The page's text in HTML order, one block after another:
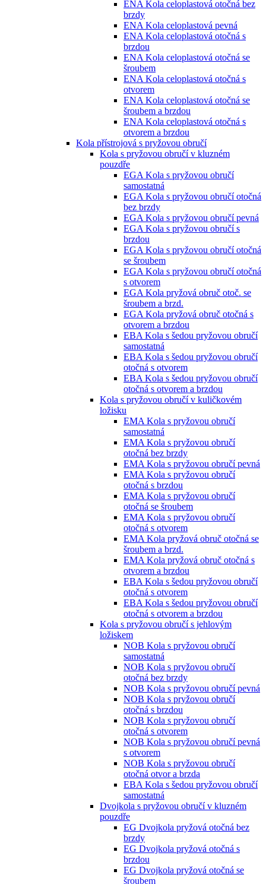
ENA Kola celoplastová otočná bez
brzdy
ENA Kola celoplastová pevná
ENA Kola celoplastová otočná s
brzdou
ENA Kola celoplastová otočná se
šroubem
ENA Kola celoplastová otočná s
otvorem
ENA Kola celoplastová otočná se
šroubem a brzdou
ENA Kola celoplastová otočná s
otvorem a brzdou
Kola přístrojová s pryžovou obručí
Kola s pryžovou obručí v kluzném
pouzdře
EGA Kola s pryžovou obručí
samostatná
EGA Kola s pryžovou obručí otočná
bez brzdy
EGA Kola s pryžovou obručí pevná
EGA Kola s pryžovou obručí s
brzdou
EGA Kola s pryžovou obručí otočná
se šroubem
EGA Kola s pryžovou obručí otočná
s otvorem
EGA Kola pryžová obruč otoč. se
šroubem a brzd.
EGA Kola pryžová obruč otočná s
otvorem a brzdou
EBA Kola s šedou pryžovou obručí
samostatná
EBA Kola s šedou pryžovou obručí
otočná s otvorem
EBA Kola s šedou pryžovou obručí
otočná s otvorem a brzdou
Kola s pryžovou obručí v kuličkovém
ložisku
EMA Kola s pryžovou obručí
samostatná
EMA Kola s pryžovou obručí
otočná bez brzdy
EMA Kola s pryžovou obručí pevná
EMA Kola s pryžovou obručí
otočná s brzdou
EMA Kola s pryžovou obručí
otočná se šroubem
EMA Kola s pryžovou obručí
otočná s otvorem
EMA Kola pryžová obruč otočná se
šroubem a brzd.
EMA Kola pryžová obruč otočná s
otvorem a brzdou
EBA Kola s šedou pryžovou obručí
otočná s otvorem
EBA Kola s šedou pryžovou obručí
otočná s otvorem a brzdou
Kola s pryžovou obručí s jehlovým
ložiskem
NOB Kola s pryžovou obručí
samostatná
NOB Kola s pryžovou obručí
otočná bez brzdy
NOB Kola s pryžovou obručí pevná
NOB Kola s pryžovou obručí
otočná s brzdou
NOB Kola s pryžovou obručí
otočná s otvorem
NOB Kola s pryžovou obručí pevná
s otvorem
NOB Kola s pryžovou obručí
otočná otvor a brzda
EBA Kola s šedou pryžovou obručí
samostatná
Dvojkola s pryžovou obručí v kluzném
pouzdře
EG Dvojkola pryžová otočná bez
brzdy
EG Dvojkola pryžová otočná s
brzdou
EG Dvojkola pryžová otočná se
šroubem